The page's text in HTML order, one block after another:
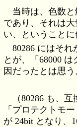
当時は、色数
であり、それは
い、ということに
80286 にはそれ
とが、「68000
因だったとは思う
（80286 も、
「プロテクトモ
が 24bit となり、